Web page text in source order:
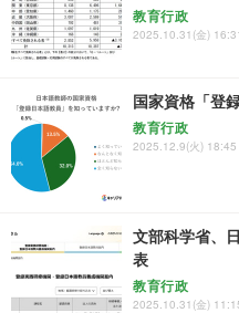
教育行政
2025.10.31(金)
国家資格「登
教育行政
2025.12.9(火) 18:45
文部科学省、
表
教育行政
2025.10.31(金)